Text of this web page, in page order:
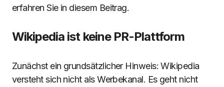
erfahren Sie in diesem Beitrag.
Wikipedia ist keine PR-Plattform
Zunächst ein grundsätzlicher Hinweis: Wikipedia
versteht sich nicht als Werbekanal. Es geht nicht